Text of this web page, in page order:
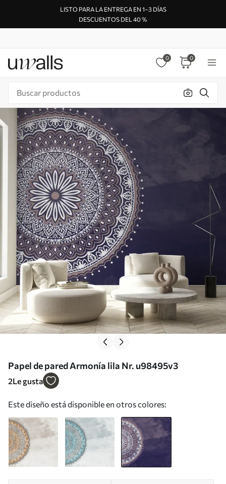
LISTO PARA LA ENTREGA EN 1–3 DÍAS
DESCUENTOS DEL 40 %
0 0
Papel de pared Armonía lila Nr. u98495v3
2Le gusta
Este diseño está disponible en otros colores: